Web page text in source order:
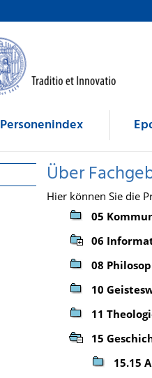
Personenindex
Über
Hier können Sie die
05
06
08
10
11
15
15.15